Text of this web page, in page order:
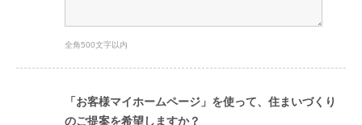
全角500文字以内
「お客様マイホームページ」を使って、住まいづくり
のご提案を希望しますか？